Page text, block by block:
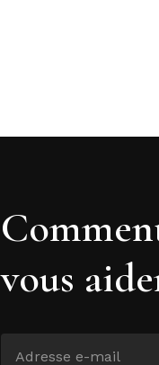
vous